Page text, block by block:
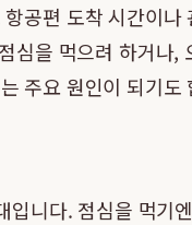
공편 도착 시간이
을 먹으려 하거
주요 원인이 되기도
니다. 점심을 먹